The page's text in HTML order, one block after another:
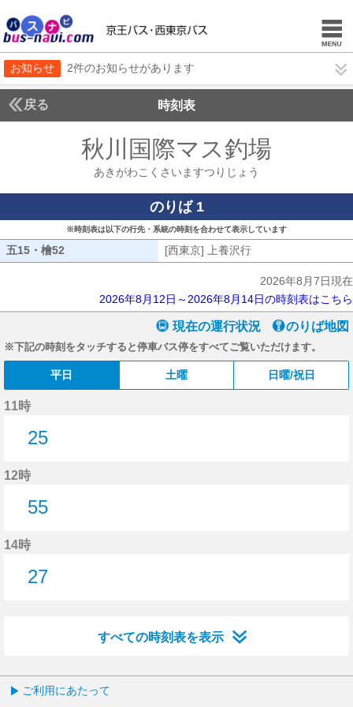
お知らせ 2件のお知らせがあります
戻る 時刻表
秋川国際マス釣場
あきがわこくさいますつりじょう
のりば 1
※時刻表は以下の行先・系統の時刻を合わせて表示しています
五15・檜52 [西東京] 上養沢行
2026年8月7日現在
2026年8月12日～2026年8月14日の時刻表はこちら
現在の運行状況 のりば地図
※下記の時刻をタッチすると停車バス停をすべてご覧いただけます。
平日 土曜 日曜/祝日
11時
25
12時
55
14時
27
すべての時刻表を表示
ご利用にあたって